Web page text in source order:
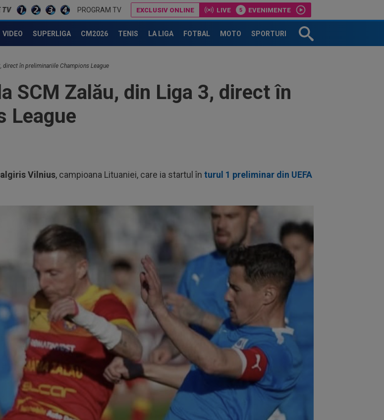
TV PROGRAM TV EXCLUSIV ONLINE LIVE EVENIMENTE
VIDEO SUPERLIGA CM2026 TENIS LA LIGA FOTBAL MOTO SPORTURI
direct în preliminariile Champions League
SCM Zalău, din Liga 3, direct în
League
Vilnius, campioana Lituaniei, care ia startul în turul 1 preliminar din UEFA
16:30 LIVE VIDEO&SCORE
Chindia -
Metaloglobus 0-0, DGS 1. Dublă ocazie a
târgoviștenilor | Liga 2...
16:28
Romelu Lukaku pleacă de la